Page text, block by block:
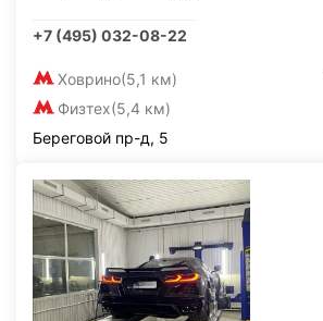
+7 (495) 032-08-22
Ховрино(5,1 км)
Физтех(5,4 км)
Береговой пр-д, 5